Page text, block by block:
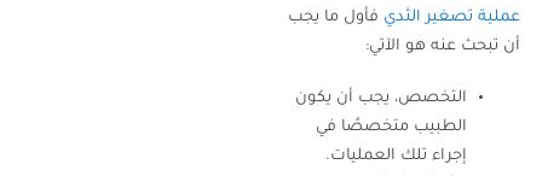
عملية تصغير الثدي فأول ما يجب
أن تبحث عنه هو الآتي:
التخصص، يجب أن يكون
الطبيب متخصصًا في
إجراء تلك العمليات.